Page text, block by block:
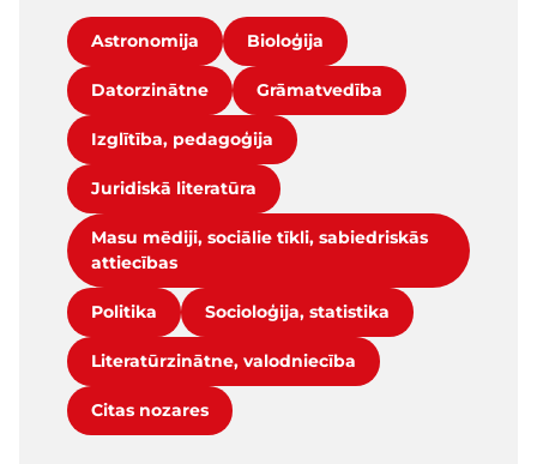
Astronomija Bioloģija
Datorzinātne Grāmatvedība
Izglītība, pedagoģija
Juridiskā literatūra
Masu mēdiji, sociālie tīkli, sabiedriskās
attiecības
Politika Socioloģija, statistika
Literatūrzinātne, valodniecība
Citas nozares